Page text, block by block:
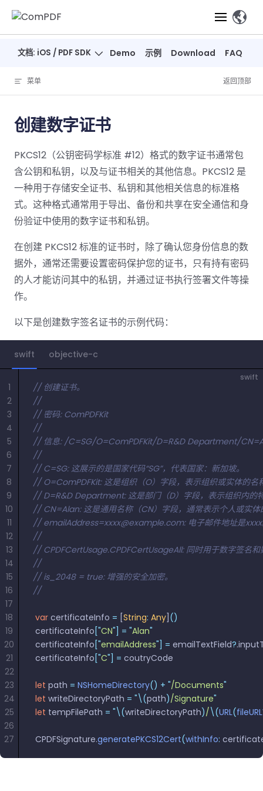
Skip to content
产品
ComPDF
SDK
验
Web
Web
SDK
服务器端
SDK
.NET
SDK
SDK
PHP
Python
SDK
桌面端
Windows
SDK
Mac SDK
移动端
Android
Flutter
SDK
iOS SDK
Native
ComPDF
体验
Open
API
部署
MCP
Server
ComPDF
概览
智能全
解析
抽取
AI
免费试用: 立即获取您的 30 天免费试用许可证。
必备功能
PDF
查看
器
注
文档
编辑
编辑
高级功能
文档生
成
表单
标记密文
PDF/A,
PDF/UA
转
换
测量
PDF
文档
分色
智能全文
析
智能文档
AI
完整功能清单
解决方案
智能文档处理
概览
智能全文解
智能文档抽
取
DocSlight
行业
解决
方案
建
筑
航
空
造
融
教
育
印
刷
政
疗
Web 应用
Teams
持:
格。
在线工具
开发者
SDK 指南
Web
南
指南
.NET 指
南
C 指南
C++ 指
南
指南
Node.js
指南
Ruby 指
南
桌面端
南
iOS 指南
React
Native 指
Cloud 指
南
AI 指南
Open
定价
联系销售
登录
文档: iOS / PDF SDK Demo 示例 Download FAQ
、
菜单 返回顶部
创建数字证书
PKCS12（公钥密码学标准 #12）格式的数字证书通常包
含公钥和私钥，以及与证书相关的其他信息。PKCS12 是
一种用于存储安全证书、私钥和其他相关信息的标准格
式。这种格式通常用于导出、备份和共享在安全通信和身
份验证中使用的数字证书和私钥。
在创建 PKCS12 标准的证书时，除了确认您身份信息的数
据外，通常还需要设置密码保护您的证书，只有持有密码
的人才能访问其中的私钥，并通过证书执行签署文件等操
作。
以下是创建数字签名证书的示例代码：
swift objective-c
swift
// 创建证书。
//
// 密码: ComPDFKit
//
// 信息: /C=SG/O=ComPDFKit/D=R&D Department/
//
// C=SG: 这展示的是国家代码“SG”，代表国家：新加坡。
// O=ComPDFKit: 这是组织（O）字段，表示组织或实体的名
// D=R&D Department: 这是部门（D）字段，表示组织内的
// CN=Alan: 这是通用名称（CN）字段，通常表示个人或实
// emailAddress=xxxx@example.com: 电子邮件地址是
//
// CPDFCertUsage.CPDFCertUsageAll: 同时用于数字签名和
//
// is_2048 = true: 增强的安全加密。
//
var certificateInfo = String: Any ()
certificateInfo ["CN" = "Alan"
certificateInfo ["emailAddress" = emailTextField?
certificateInfo ["C" = coutryCode
let path = NSHomeDirectory() + "/Documents"
let writeDirectoryPath = "\(path)/Signature"
let tempFilePath = "\(writeDirectoryPath)/\(URL(
CPDFSignature.generatePKCS12Cert(withInfo:
1
2
3
4
5
6
7
8
9
10
11
12
13
14
15
16
17
18
19
20
21
22
23
24
25
26
27